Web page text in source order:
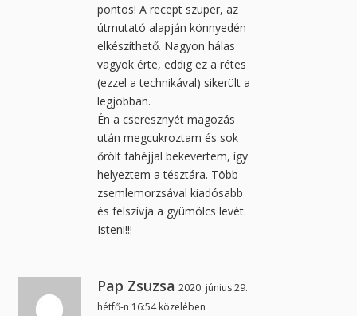
pontos! A recept szuper, az
útmutató alapján könnyedén
elkészíthető. Nagyon hálas
vagyok érte, eddig ez a rétes
(ezzel a technikával) sikerült a
legjobban.
Én a cseresznyét magozás
után megcukroztam és sok
őrölt fahéjjal bekevertem, így
helyeztem a tésztára. Több
zsemlemorzsával kiadósabb
és felszívja a gyümölcs levét.
Isteni!!!
Pap Zsuzsa 2020. június 29.
hétfő-n 16:54 közelében